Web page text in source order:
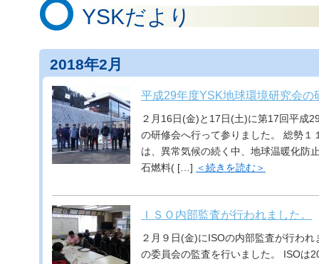
YSKだより
2018年2月
平成29年度YSK地球環境研究会の
２月16日(金)と17日(土)に第17回平成
の研修会へ行って参りました。 総勢１
は、異常気候の続く中、地球温暖化防
石燃料( […] ＜続きを読む＞
ＩＳＯ内部監査が行われました。
２月９日(金)にISOの内部監査が行わ
の委員会の監査を行いました。 ISOは